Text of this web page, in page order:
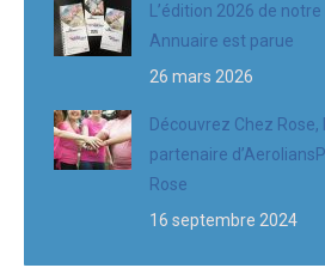
L’édition 2026 de
Annuaire est parue
26 mars 2026
Découvrez Chez Rose,
partenaire
Rose
16 septembre 2024